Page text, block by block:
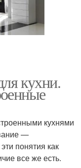
кухни.
кухнями
—
понятия как
все же есть.